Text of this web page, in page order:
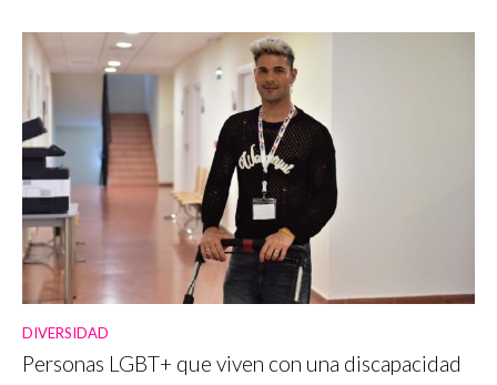
DIVERSIDAD
Personas LGBT+ que viven con una discapacidad